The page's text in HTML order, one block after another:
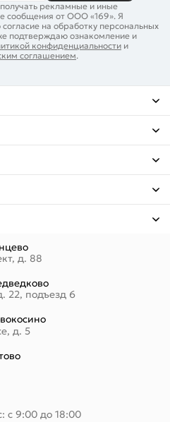
рекламные и иные
сообщения от ООО «169». Я
на обработку персональных
подтверждаю ознакомление и
конфиденциальности и
соглашением.
д. 88
22, подъезд 6
д. 5
с 9:00 до 18:00